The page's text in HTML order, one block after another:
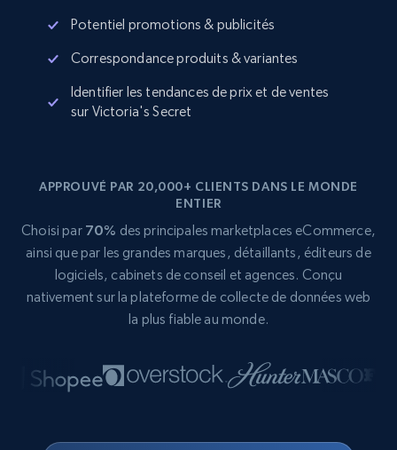
Potentiel promotions & publicités
Correspondance produits & variantes
Identifier les tendances de prix et de ventes
sur Victoria's Secret
APPROUVÉ PAR 20,000+ CLIENTS DANS LE MONDE
ENTIER
Choisi par 70% des principales marketplaces eCommerce,
ainsi que par les grandes marques, détaillants, éditeurs de
logiciels, cabinets de conseil et agences. Conçu
nativement sur la plateforme de collecte de données web
la plus fiable au monde.